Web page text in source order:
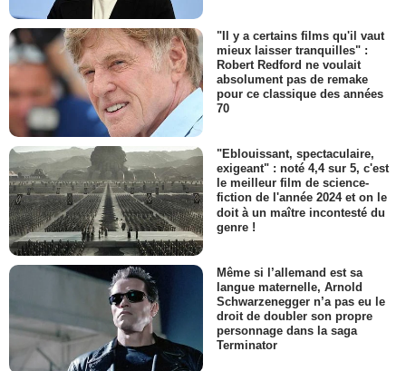
"Il y a certains films qu'il vaut
mieux laisser tranquilles" :
Robert Redford ne voulait
absolument pas de remake
pour ce classique des années
70
"Eblouissant, spectaculaire,
exigeant" : noté 4,4 sur 5, c'est
le meilleur film de science-
fiction de l'année 2024 et on le
doit à un maître incontesté du
genre !
Même si l’allemand est sa
langue maternelle, Arnold
Schwarzenegger n’a pas eu le
droit de doubler son propre
personnage dans la saga
Terminator